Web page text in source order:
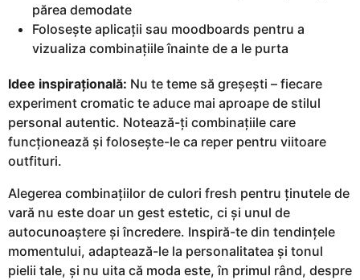
părea demodate
Folosește aplicații sau moodboards pentru a
vizualiza combinațiile înainte de a le purta
Idee inspirațională: Nu te teme să greșești – fiecare
experiment cromatic te aduce mai aproape de stilul
personal autentic. Notează-ți combinațiile care
funcționează și folosește-le ca reper pentru viitoare
outfituri.
Alegerea combinațiilor de culori fresh pentru ținutele de
vară nu este doar un gest estetic, ci și unul de
autocunoaștere și încredere. Inspiră-te din tendințele
momentului, adaptează-le la personalitatea și tonul
pielii tale, și nu uita că moda este, în primul rând, despre